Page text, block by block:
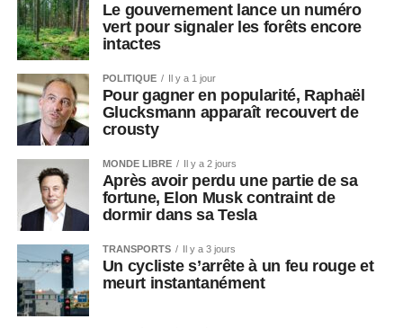
Le gouvernement lance un numéro
vert pour signaler les forêts encore
intactes
POLITIQUE Il y a 1 jour
Pour gagner en popularité, Raphaël
Glucksmann apparaît recouvert de
crousty
MONDE LIBRE Il y a 2 jours
Après avoir perdu une partie de sa
fortune, Elon Musk contraint de
dormir dans sa Tesla
TRANSPORTS Il y a 3 jours
Un cycliste s’arrête à un feu rouge et
meurt instantanément